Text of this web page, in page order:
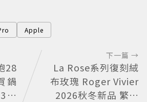
Apple
28
鍋
人
下一篇 →
La Rose系列復刻絨
布玫瑰 Roger Vivier
2026秋冬新品 繁花